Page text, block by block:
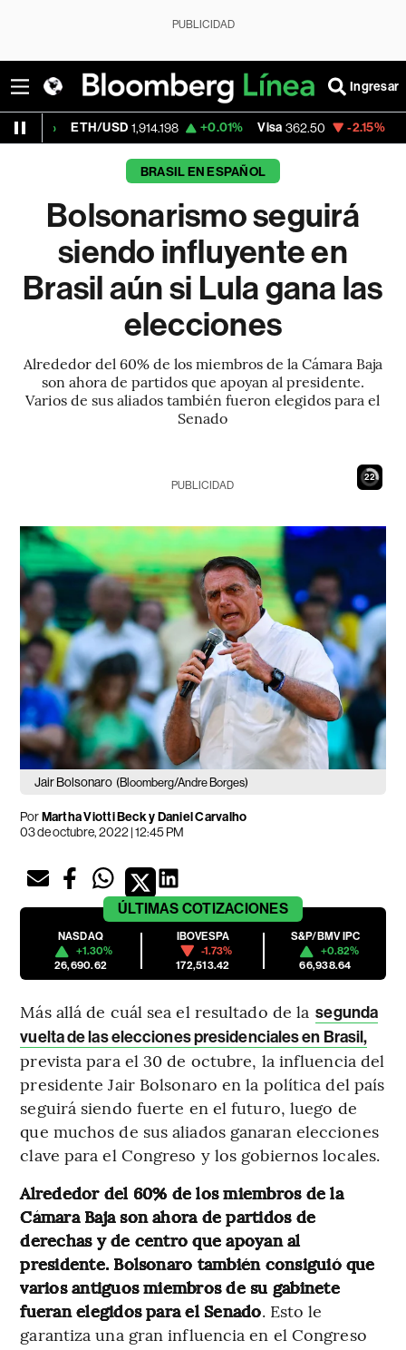
PUBLICIDAD
Ingresar
ETH/USD 1,914.198 +0.01% Visa 362.50 -2.15%
BRASIL EN ESPAÑOL
Bolsonarismo seguirá
siendo influyente en
Brasil aún si Lula gana las
elecciones
Alrededor del 60% de los miembros de la Cámara Baja
son ahora de partidos que apoyan al presidente.
Varios de sus aliados también fueron elegidos para el
Senado
21
PUBLICIDAD
Jair Bolsonaro (Bloomberg/Andre Borges)
PorMartha Viotti Beck y Daniel Carvalho
03 de octubre, 2022 | 12:45 PM
ÚLTIMAS COTIZACIONES
NASDAQ
+1.30%
26,690.62
IBOVESPA
-1.73%
172,513.42
S&P/BMV IPC
+0.82%
66,938.64
Más allá de cuál sea el resultado de la segunda
vuelta de las elecciones presidenciales en Brasil,
prevista para el 30 de octubre, la influencia del
presidente Jair Bolsonaro en la política del país
seguirá siendo fuerte en el futuro, luego de
que muchos de sus aliados ganaran elecciones
clave para el Congreso y los gobiernos locales.
Alrededor del 60% de los miembros de la
Cámara Baja son ahora de partidos de
derechas y de centro que apoyan al
presidente. Bolsonaro también consiguió que
varios antiguos miembros de su gabinete
fueran elegidos para el Senado. Esto le
garantiza una gran influencia en el Congreso